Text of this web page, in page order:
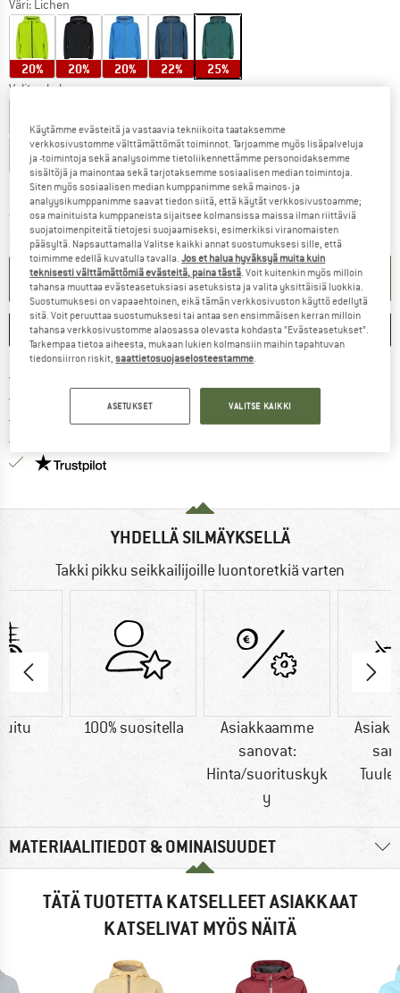
Väri: Lichen
20% 20% 20% 22% 25%
Valitse koko:
EU164 EU176
Kokotaulukko
Toimitusaika: 6-8 arkipäivääLinkki avautuu tietokentässä ja sisältää
Määrä:
OSTOSKORIIN
MERKITSE VERTAILE
100 päivän palautusoikeus
> 4 000 000 tyytyväistä asiakasta
Meillä on Trustpilot -sertifiointi - lue lisää tästä!
YHDELLÄ SILMÄYKSELLÄ
Takki pikku seikkailijoille luontoretkiä varten
100% suositella
Asiakkaamme
sanovat:
Hinta/suorituskyk
y
MATERIAALITIEDOT & OMINAISUUDET
TÄTÄ TUOTETTA KATSELLEET ASIAKKAAT
KATSELIVAT MYÖS NÄITÄ
Käytämme evästeitä ja vastaavia tekniikoita taataksemme
verkkosivustomme välttämättömät toiminnot. Tarjoamme myös lisäpalveluja
ja -toimintoja sekä analysoimme tietoliikennettämme personoidaksemme
sisältöjä ja mainontaa sekä tarjotaksemme sosiaalisen median toimintoja.
Siten myös sosiaalisen median kumppanimme sekä mainos- ja
analyysikumppanimme saavat tiedon siitä, että käytät verkkosivustoamme;
osa mainituista kumppaneista sijaitsee kolmansissa maissa ilman riittäviä
suojatoimenpiteitä tietojesi suojaamiseksi, esimerkiksi viranomaisten
pääsyltä. Napsauttamalla Valitse kaikki annat suostumuksesi sille, että
toimimme edellä kuvatulla tavalla.Jos et halua hyväksyä muita kuin
teknisesti välttämättömiä evästeitä, paina tästä. Voit kuitenkin myös milloin
tahansa muuttaa evästeasetuksiasi asetuksista ja valita yksittäisiä luokkia.
Suostumuksesi on vapaaehtoinen, eikä tämän verkkosivuston käyttö edellytä
sitä. Voit peruuttaa suostumuksesi tai antaa sen ensimmäisen kerran milloin
tahansa verkkosivustomme alaosassa olevasta kohdasta ”Evästeasetukset”.
Tarkempaa tietoa aiheesta, mukaan lukien kolmansiin maihin tapahtuvan
tiedonsiirron riskit,saattietosuojaselosteestamme.
ASETUKSET VALITSE KAIKKI